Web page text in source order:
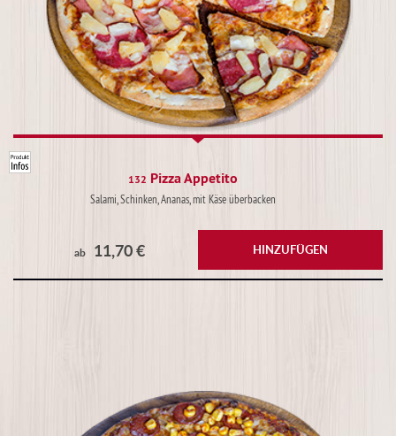
132 Pizza Appetito
Salami, Schinken, Ananas, mit Käse überbacken
ab 11,70 € HINZUFÜGEN